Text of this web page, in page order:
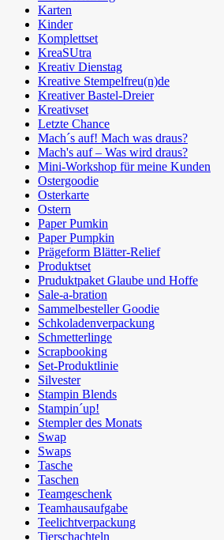
Karten
Kinder
Komplettset
KreaSUtra
Kreativ Dienstag
Kreative Stempelfreu(n)de
Kreativer Bastel-Dreier
Kreativset
Letzte Chance
Mach´s auf! Mach was draus?
Mach's auf – Was wird draus?
Mini-Workshop für meine Kunden
Ostergoodie
Osterkarte
Ostern
Paper Pumkin
Paper Pumpkin
Prägeform Blätter-Relief
Produktset
Pruduktpaket Glaube und Hoffe
Sale-a-bration
Sammelbesteller Goodie
Schkoladenverpackung
Schmetterlinge
Scrapbooking
Set-Produktlinie
Silvester
Stampin Blends
Stampin´up!
Stempler des Monats
Swap
Swaps
Tasche
Taschen
Teamgeschenk
Teamhausaufgabe
Teelichtverpackung
Tierschachteln